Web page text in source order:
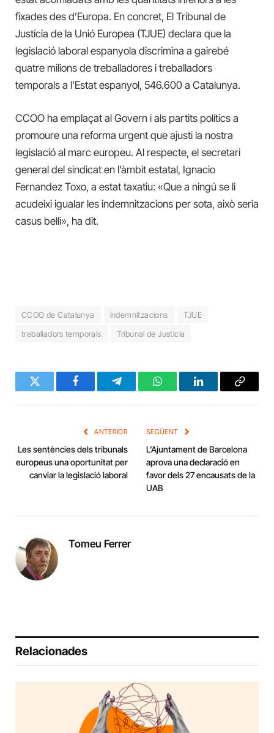
fixades des d’Europa. En concret, El Tribunal de
Justícia de la Unió Europea (TJUE) declara que la
legislació laboral espanyola discrimina a gairebé
quatre milions de treballadores i treballadors
temporals a l’Estat espanyol, 546.600 a Catalunya.
CCOO ha emplaçat al Govern i als partits polítics a
promoure una reforma urgent que ajusti la nostra
legislació al marc europeu. Al respecte, el secretari
general del sindicat en l’àmbit estatal, Ignacio
Fernandez Toxo, a estat taxatiu: «Que a ningú se li
acudeixi igualar les indemnitzacions per sota, això seria
casus belli», ha dit.
CCOO de Catalunya indemnitzacions
TJUE
treballadors temporals
Tribunal de Justicia
Twitter FacebookTelegramWhatsAppLinkedInCopy
ANTERIOR
Les sentències dels tribunals
europeus una oportunitat per
canviar la legislació laboral
SEGÜENT
L’Ajuntament de Barcelona
aprova una declaració en
favor dels 27 encausats de la
UAB
Tomeu Ferrer
Relacionades